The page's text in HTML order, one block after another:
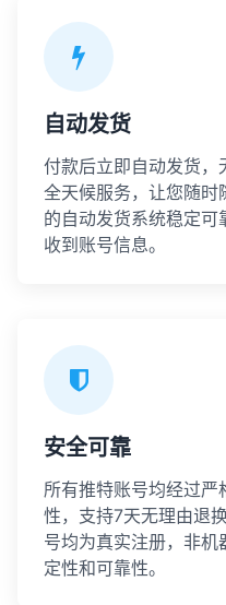
自动发货
付款后立即自动发货
全天候服务，让您随时
的自动发货系统稳定
收到账号信息。
安全可靠
所有推特账号均经过
性，支持7天无理由退
号均为真实注册，非
定性和可靠性。